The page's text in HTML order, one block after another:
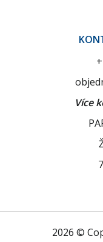
Více
2026 ©